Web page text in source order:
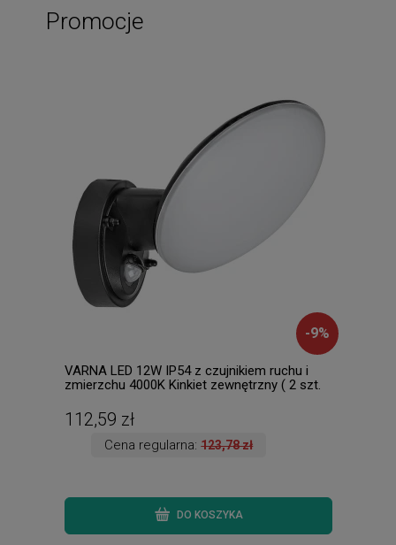
Promocje
-9%
VARNA LED 12W IP54 z czujnikiem ruchu i
zmierzchu 4000K Kinkiet zewnętrzny ( 2 szt.
112,59 zł
Cena regularna:123,78 zł
DO KOSZYKA